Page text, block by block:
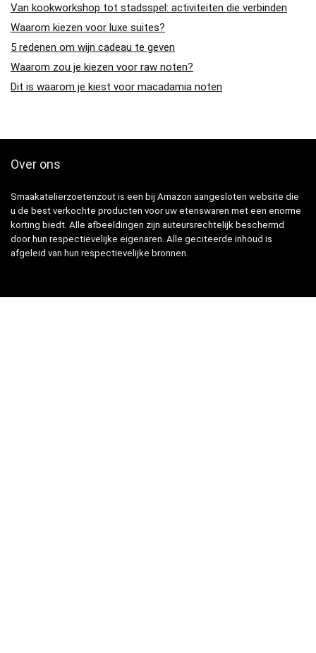
Van kookworkshop tot stadsspel: activiteiten die verbinden
Waarom kiezen voor luxe suites?
5 redenen om wijn cadeau te geven
Waarom zou je kiezen voor raw noten?
Dit is waarom je kiest voor macadamia noten
Over ons
Smaakatelierzoetenzout is een bij Amazon aangesloten website die
u de best verkochte producten voor uw etenswaren met een enorme
korting biedt. Alle afbeeldingen zijn auteursrechtelijk beschermd
door hun respectievelijke eigenaren. Alle geciteerde inhoud is
afgeleid van hun respectievelijke bronnen.